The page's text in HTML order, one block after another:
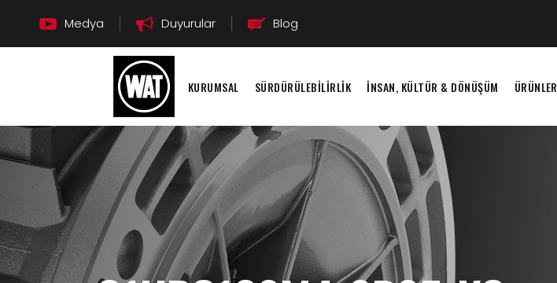
Medya Duyurular Blog
KURUMSAL SÜRDÜRÜLEBİLİRLİK İNSAN, KÜLTÜR & DÖNÜŞÜM ÜRÜNLER